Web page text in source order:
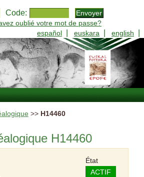
Code:
oublié votre mot de passe?
español
euskara english
>> H14460
H14460
État
ACTIF